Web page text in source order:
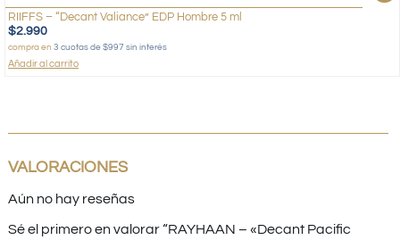
RIIFFS – “Decant Valiance” EDP Hombre 5 ml
$2.990
compra en 3 cuotas de $997 sin interés
Añadir al carrito
VALORACIONES
Aún no hay reseñas
Sé el primero en valorar “RAYHAAN – «Decant Pacific